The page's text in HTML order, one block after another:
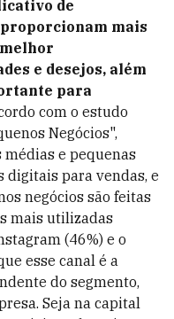
de
mais
e desejos, além
para
com o estudo
Negócios",
médias e pequenas
para vendas, e
negócios são feitas
mais utilizadas
(46%) e o
esse canal é a
do segmento,
Seja na capital